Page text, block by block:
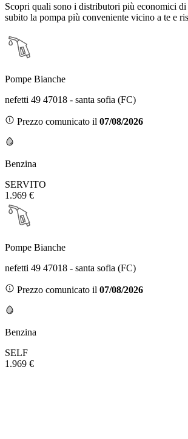
Scopri quali sono i distributori più economici di
subito la pompa più conveniente vicino a te e
Pompe Bianche
nefetti 49 47018 - santa sofia (FC)
Prezzo comunicato il 07/08/2026
Benzina
SERVITO
1.969 €
Pompe Bianche
nefetti 49 47018 - santa sofia (FC)
Prezzo comunicato il 07/08/2026
Benzina
SELF
1.969 €